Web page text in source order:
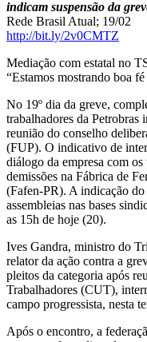
indicam suspensão da
Rede Brasil Atual; 19/02
http://bit.ly/2v0CMTZ
Mediação com estatal no
“Estamos mostrando boa
No 19º dia da greve,
trabalhadores da Petrobras
reunião do conselho
(FUP). O indicativo de
diálogo da empresa com os
demissões na Fábrica de
(Fafen-PR). A indicação
assembleias nas bases
as 15h de hoje (20).
Ives Gandra, ministro do
relator da ação contra a
pleitos da categoria após
Trabalhadores (CUT),
campo progressista, nesta
Após o encontro, a